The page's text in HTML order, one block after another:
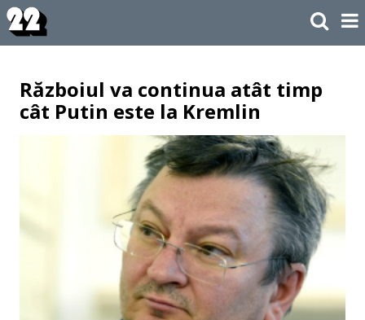
Războiul va continua atât timp
cât Putin este la Kremlin